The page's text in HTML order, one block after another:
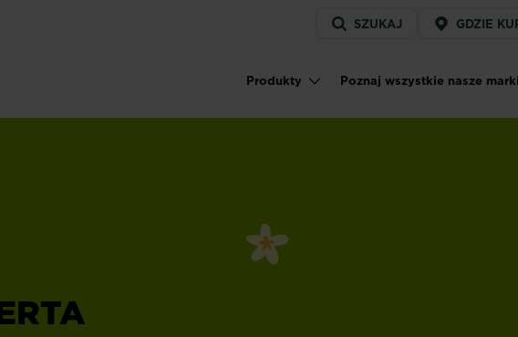
Service
menu
SZUKAJ GDZIE
Main navigation
Produkty Poznaj wszystkie nasze marki